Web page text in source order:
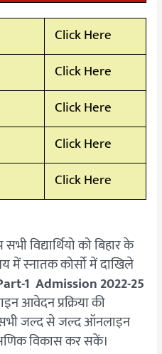
Click Here
Click Here
Click Here
Click Here
Click Here
विद्यार्थियो को बिहार के
में स्नातक कोर्सो में दाखिले
1 Admission 2022-25
आवेदन प्रक्रिया की
सभी जल्द से जल्द ऑनलाइन
विकास कर सकें।